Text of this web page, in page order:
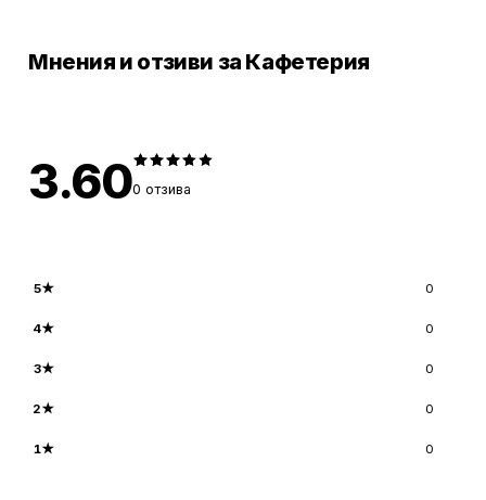
Мнения и отзиви за Кафетерия
3.600 отзива
5★ 0
4★ 0
3★ 0
2★ 0
1★ 0